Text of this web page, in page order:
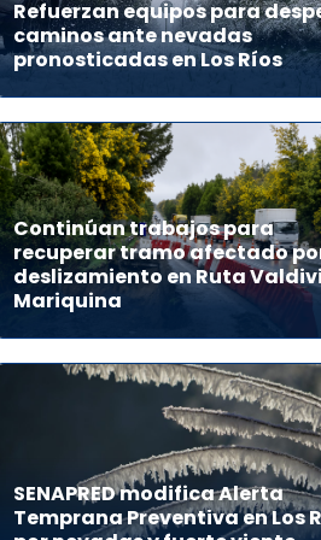
Refuerzan equipos para
caminos ante nevadas
pronosticadas en Los Ríos
Continúan trabajos para
recuperar tramo afectado
deslizamiento en Ruta
Mariquina
SENAPRED modifica Alerta
Temprana Preventiva en Los